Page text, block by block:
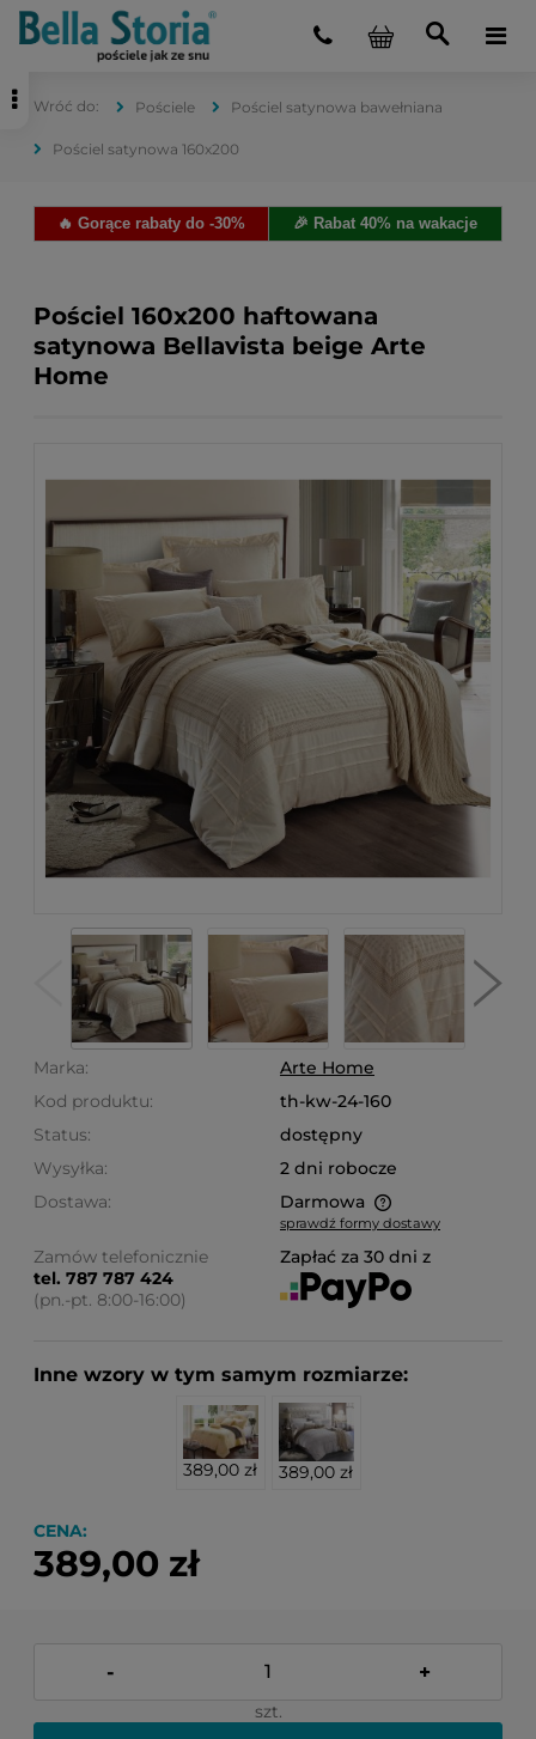
Pościele Pościel satynowa bawełniana
Pościel satynowa 160x200
🔥 Gorące rabaty do -30% 🎉 Rabat 40% na wakacje
Pościel 160x200 haftowana
satynowa Bellavista beige Arte
Home
Marka:
Arte Home
Kod produktu:
th-kw-24-160
Status:
dostępny
Wysyłka:
2 dni robocze
Dostawa:
Darmowa
Cena nie zawiera ewentualnych kosztów płatności
sprawdź formy dostawy
Zamów telefonicznie
tel. 787 787 424
(pn.-pt. 8:00-16:00)
Zapłać za 30 dni z
Inne wzory w tym samym rozmiarze:
389,00 zł 389,00 zł
CENA:
389,00 zł
- +
szt.